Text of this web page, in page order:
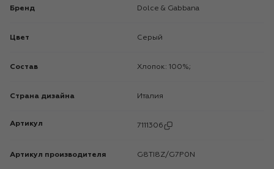
Бренд Dolce & Gabbana
Цвет Серый
Состав Хлопок: 100%;
Страна дизайна Италия
Артикул 7111306
Артикул производителя G8TI8Z/G7P0N